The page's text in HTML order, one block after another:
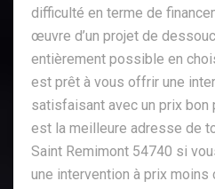
difficulté en terme de
œuvre d’un projet de
entièrement possible en
est prêt à vous offrir une
satisfaisant avec un prix bon
est la meilleure adresse de
Saint Remimont 54740 si
une intervention à prix moins